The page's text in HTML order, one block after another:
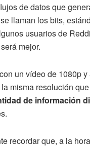
de datos que
llaman los bits,
usuarios de
mejor.
un vídeo de 1080p
misma resolución
de información
recordar que, a la